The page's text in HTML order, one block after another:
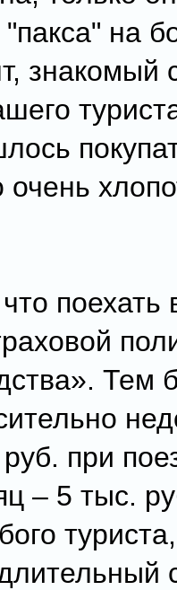
на
знакомый
поехать
Тем
при
– 5 тыс.